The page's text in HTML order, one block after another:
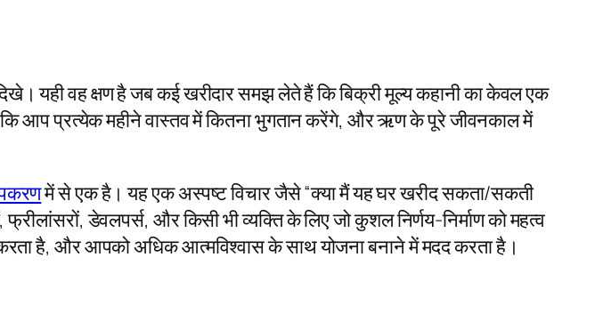
यही वह क्षण है जब कई खरीदार समझ लेते हैं कि बिक्री मूल्य कहानी का केवल एक
आप प्रत्येक महीने वास्तव में कितना भुगतान करेंगे, और ऋण के पूरे जीवनकाल में
में से एक है। यह एक अस्पष्ट विचार जैसे “क्या मैं यह घर खरीद सकता/सकती
डेवलपर्स, और किसी भी व्यक्ति के लिए जो कुशल निर्णय-निर्माण को महत्व
है, और आपको अधिक आत्मविश्वास के साथ योजना बनाने में मदद करता है।